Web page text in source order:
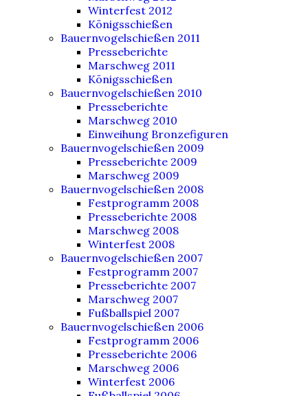
Winterfest 2012
Königsschießen
Bauernvogelschießen 2011
Presseberichte
Marschweg 2011
Königsschießen
Bauernvogelschießen 2010
Presseberichte
Marschweg 2010
Einweihung Bronzefiguren
Bauernvogelschießen 2009
Presseberichte 2009
Marschweg 2009
Bauernvogelschießen 2008
Festprogramm 2008
Presseberichte 2008
Marschweg 2008
Winterfest 2008
Bauernvogelschießen 2007
Festprogramm 2007
Presseberichte 2007
Marschweg 2007
Fußballspiel 2007
Bauernvogelschießen 2006
Festprogramm 2006
Presseberichte 2006
Marschweg 2006
Winterfest 2006